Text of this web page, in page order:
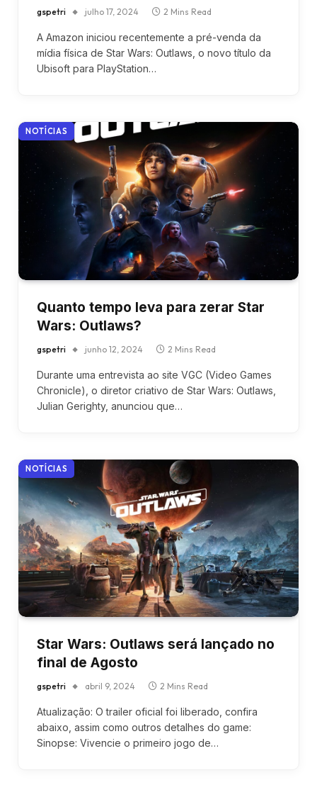
gspetri julho 17, 2024 2 Mins Read
A Amazon iniciou recentemente a pré-venda da
mídia física de Star Wars: Outlaws, o novo título da
Ubisoft para PlayStation…
NOTÍCIAS
Quanto tempo leva para zerar Star
Wars: Outlaws?
gspetri junho 12, 2024 2 Mins Read
Durante uma entrevista ao site VGC (Video Games
Chronicle), o diretor criativo de Star Wars: Outlaws,
Julian Gerighty, anunciou que…
NOTÍCIAS
Star Wars: Outlaws será lançado no
final de Agosto
gspetri abril 9, 2024 2 Mins Read
Atualização: O trailer oficial foi liberado, confira
abaixo, assim como outros detalhes do game:
Sinopse: Vivencie o primeiro jogo de…